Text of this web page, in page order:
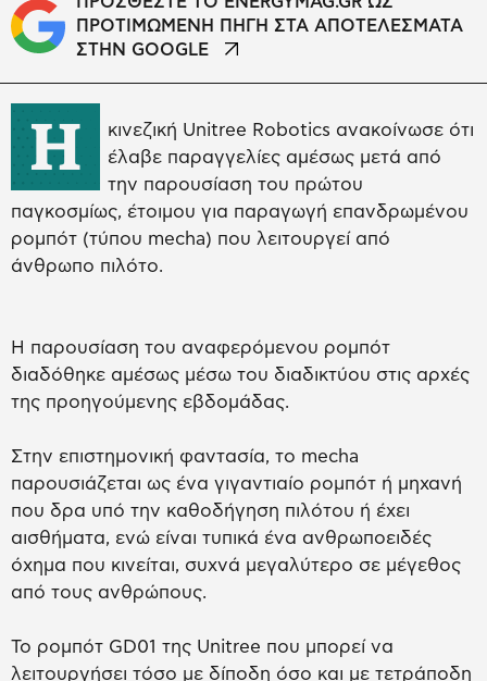
ΠΡΟΤΙΜΩΜΕΝΗ ΠΗΓΗ ΣΤΑ ΑΠΟΤΕΛΕΣΜΑΤΑ
ΣΤΗΝ GOOGLE
H
κινεζική Unitree Robotics ανακοίνωσε ότι
έλαβε παραγγελίες αμέσως μετά από
την παρουσίαση του πρώτου
παγκοσμίως, έτοιμου για παραγωγή επανδρωμένου
ρομπότ (τύπου mecha) που λειτουργεί από
άνθρωπο πιλότο.
H παρουσίαση του αναφερόμενου ρομπότ
διαδόθηκε αμέσως μέσω του διαδικτύου στις αρχές
της προηγούμενης εβδομάδας.
Στην επιστημονική φαντασία, το mecha
παρουσιάζεται ως ένα γιγαντιαίο ρομπότ ή μηχανή
που δρα υπό την καθοδήγηση πιλότου ή έχει
αισθήματα, ενώ είναι τυπικά ένα ανθρωποειδές
όχημα που κινείται, συχνά μεγαλύτερο σε μέγεθος
από τους ανθρώπους.
Το ρομπότ GD01 της Unitree που μπορεί να
λειτουργήσει τόσο με δίποδη όσο και με τετράποδη